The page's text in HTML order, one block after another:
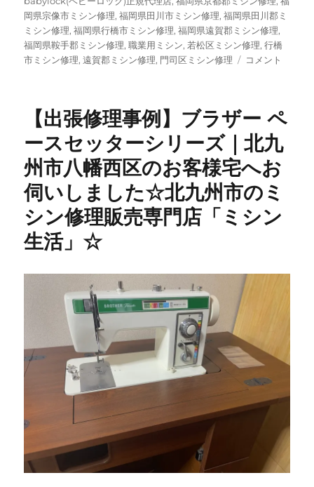
岡県宗像市ミシン修理,福岡県田川市ミシン修理,福岡県田川郡ミ
ミシン修理,福岡県行橋市ミシン修理,福岡県遠賀郡ミシン修理,
福岡県鞍手郡ミシン修理,職業用ミシン, 若松区ミシン修理,行橋
市ミシン修理,遠賀郡ミシン修理, 門司区ミシン修理
ご
た
だ
い
た
シ
が
専
か
ら
で
き
安
納
品
コメント
【出張修理事例】ブラザー ペ
ースセッターシリーズ｜北九
州市八幡西区のお客様宅へお
伺いしました☆北九州市のミ
シン修理販売専門店「ミシン
生活」☆